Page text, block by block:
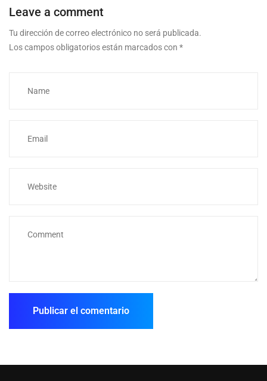
Leave a comment
Tu dirección de correo electrónico no será publicada.
Los campos obligatorios están marcados con *